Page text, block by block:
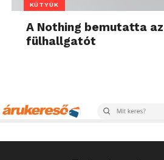
KÜTYÜK
A Nothing bemutatta
fülhallgatót